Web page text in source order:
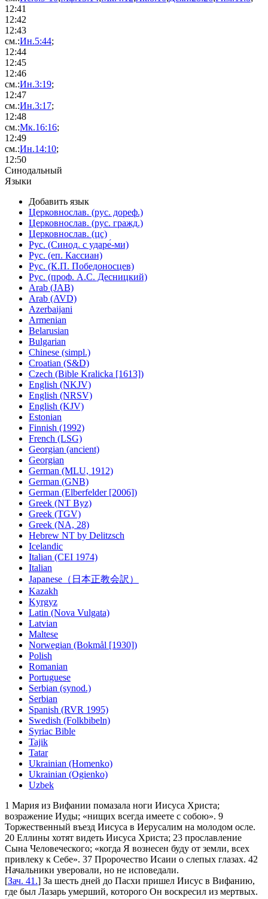
12:41
12:42
12:43
см.:Ин.5:44;
12:44
12:45
12:46
см.:Ин.3:19;
12:47
см.:Ин.3:17;
12:48
см.:Мк.16:16;
12:49
см.:Ин.14:10;
12:50
Синодальный
Языки
Добавить язык
Церковнослав. (рус. дореф.)
Церковнослав. (рус. гражд.)
Церковнослав. (цс)
Рус. (Синод. с ударе́-ми)
Рус. (еп. Кассиан)
Рус. (К.П. Победоносцев)
Рус. (проф. А.С. Десницкий)
Arab (JAB)
Arab (AVD)
Azerbaijani
Armenian
Belarusian
Bulgarian
Chinese (simpl.)
Croatian (S&D)
Czech (Bible Kralicka [1613])
English (NKJV)
English (NRSV)
English (KJV)
Estonian
Finnish (1992)
French (LSG)
Georgian (ancient)
Georgian
German (MLU, 1912)
German (GNB)
German (Elberfelder [2006])
Greek (NT Byz)
Greek (TGV)
Greek (NA, 28)
Hebrew NT by Delitzsch
Icelandic
Italian (CEI 1974)
Italian
Japanese（日本正教会訳）
Kazakh
Kyrgyz
Latin (Nova Vulgata)
Latvian
Maltese
Norwegian (Bokmål [1930])
Polish
Romanian
Portuguese
Serbian (synod.)
Serbian
Spanish (RVR 1995)
Swedish (Folkbibeln)
Syriac Bible
Tajik
Tatar
Ukrainian (Homenko)
Ukrainian (Ogienko)
Uzbek
1 Мария из Вифании помазала ноги Иисуса Христа;
возражение Иуды; «нищих всегда имеете с собою». 9
Торжественный въезд Иисуса в Иерусалим на молодом осле.
20 Еллины хотят видеть Иисуса Христа; 23 прославление
Сына Человеческого; «когда Я вознесен буду от земли, всех
привлеку к Себе». 37 Пророчество Исаии о слепых глазах. 42
Начальники уверовали, но не исповедали.
[Зач. 41.] За шесть дней до Пасхи пришел Иисус в Вифанию,
где был Лазарь умерший, которого Он воскресил из мертвых.